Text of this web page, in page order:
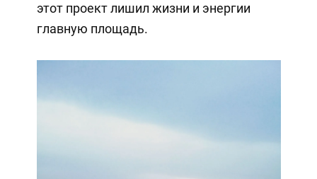
этот проект лишил жизни и энергии
главную площадь.